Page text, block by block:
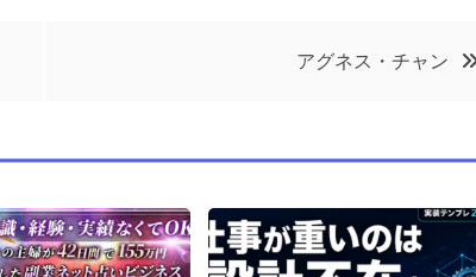
アグネス・チャン